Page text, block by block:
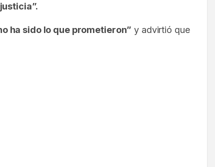
ha sido lo que prometieron” y advirtió que